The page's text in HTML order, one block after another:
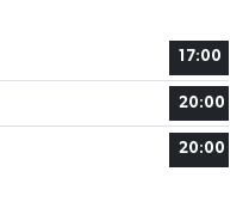
17:00
20:00
20:00